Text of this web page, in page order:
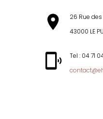
26 Rue
43000 LE
Tel : 04 71